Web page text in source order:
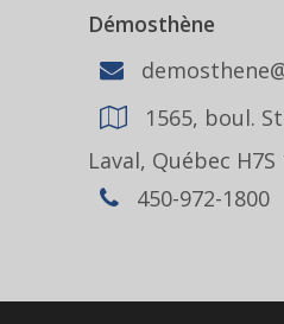
Démosthène
1565, boul.
Laval, Québec H7S
450-972-1800